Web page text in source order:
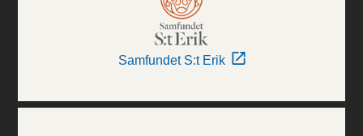
Samfundet S:t Erik